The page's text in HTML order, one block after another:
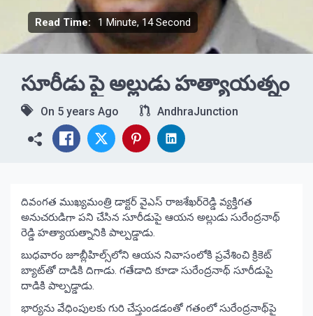
Read Time: 1 Minute, 14 Second
సూరీడు పై అల్లుడు హత్యాయత్నం
On 5 years Ago AndhraJunction
దివంగత ముఖ్యమంత్రి డాక్టర్ వైఎస్‌ రాజశేఖర్‌రెడ్డి వ్యక్తిగత
అనుచరుడిగా పని చేసిన సూరీడుపై ఆయన అల్లుడు సురేంద్రనాథ్‌
రెడ్డి హత్యాయత్నానికి పాల్పడ్డాడు.
బుధవారం జూబ్లీహిల్స్‌లోని ఆయన నివాసంలోకి ప్రవేశించి క్రికెట్‌
బ్యాట్‌తో దాడికి దిగాడు. గతేడాది కూడా సురేంద్రనాథ్‌ సూరీడుపై
దాడికి పాల్పడ్డాడు.
భార్యను వేధింపులకు గురి చేస్తుండడంతో గతంలో సురేంద్రనాథ్‌పై